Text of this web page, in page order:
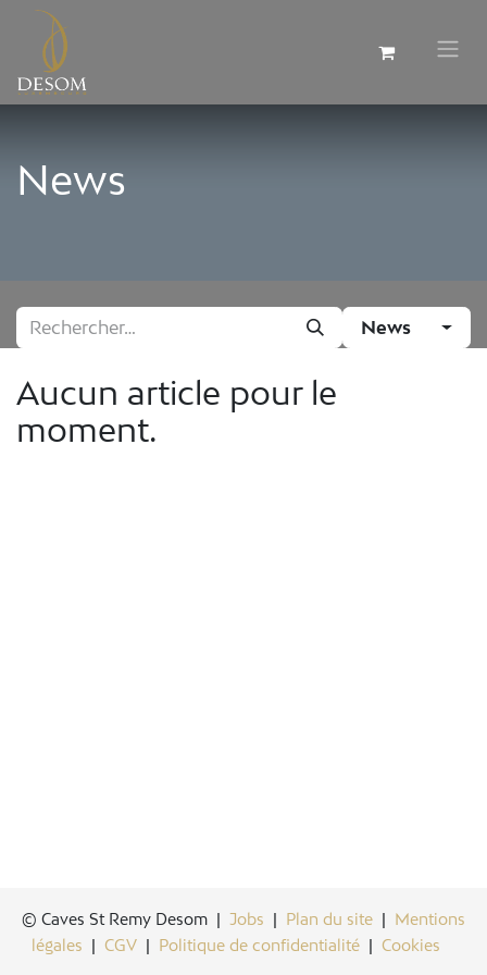
News
News
Aucun article pour le
moment.
© Caves St Remy Desom | Jobs | Plan du site | Mentions
légales |CGV | Politique de confidentialité |Cookies